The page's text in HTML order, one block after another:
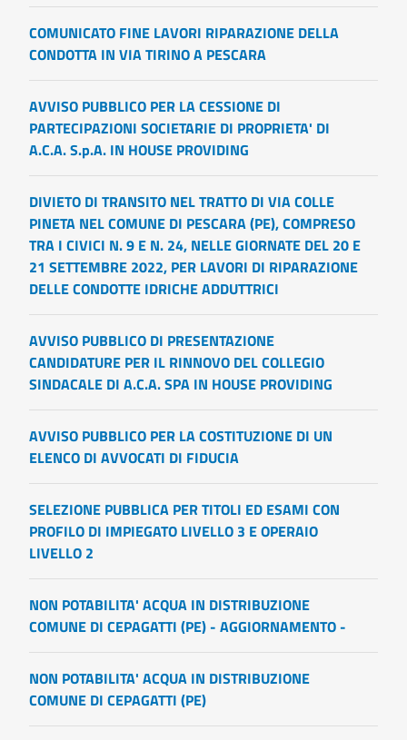
COMUNICATO FINE LAVORI RIPARAZIONE DELLA
CONDOTTA IN VIA TIRINO A PESCARA
AVVISO PUBBLICO PER LA CESSIONE DI
PARTECIPAZIONI SOCIETARIE DI PROPRIETA' DI
A.C.A. S.p.A. IN HOUSE PROVIDING
DIVIETO DI TRANSITO NEL TRATTO DI VIA COLLE
PINETA NEL COMUNE DI PESCARA (PE), COMPRESO
TRA I CIVICI N. 9 E N. 24, NELLE GIORNATE DEL 20 E
21 SETTEMBRE 2022, PER LAVORI DI RIPARAZIONE
DELLE CONDOTTE IDRICHE ADDUTTRICI
AVVISO PUBBLICO DI PRESENTAZIONE
CANDIDATURE PER IL RINNOVO DEL COLLEGIO
SINDACALE DI A.C.A. SPA IN HOUSE PROVIDING
AVVISO PUBBLICO PER LA COSTITUZIONE DI UN
ELENCO DI AVVOCATI DI FIDUCIA
SELEZIONE PUBBLICA PER TITOLI ED ESAMI CON
PROFILO DI IMPIEGATO LIVELLO 3 E OPERAIO
LIVELLO 2
NON POTABILITA' ACQUA IN DISTRIBUZIONE
COMUNE DI CEPAGATTI (PE) - AGGIORNAMENTO -
NON POTABILITA' ACQUA IN DISTRIBUZIONE
COMUNE DI CEPAGATTI (PE)